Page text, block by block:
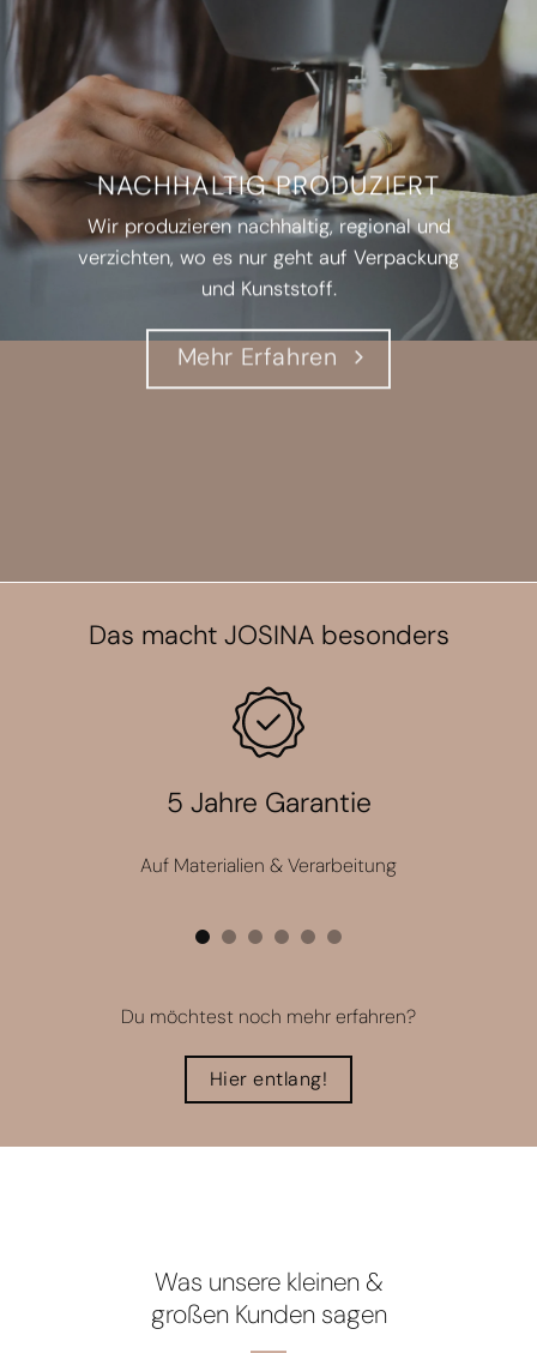
NACHHALTIG PRODUZIERT
Wir produzieren nachhaltig, regional und
verzichten, wo es nur geht auf Verpackung
und Kunststoff.
Mehr Erfahren
Das macht JOSINA besonders
5 Jahre Garantie
Auf Materialien & Verarbeitung
Du möchtest noch mehr erfahren?
Hier entlang!
Was unsere kleinen &
großen Kunden sagen